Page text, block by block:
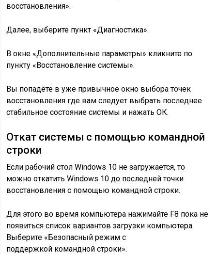
восстановления».
Далее, выберите пункт «Диагностика».
В окне «Дополнительные параметры» кликните по
пункту «Восстановление системы».
Вы попадёте в уже привычное окно выбора точек
восстановления где вам следует выбрать последнее
стабильное состояние системы и нажать ОК.
Откат системы с помощью командной
строки
Если рабочий стол Windows 10 не загружается, то
можно откатить Windows 10 до последней точки
восстановления с помощью командной строки.
Для этого во время компьютера нажимайте F8 пока не
появиться список вариантов загрузки компьютера.
Выберите «Безопасный режим с
поддержкой командной строки».